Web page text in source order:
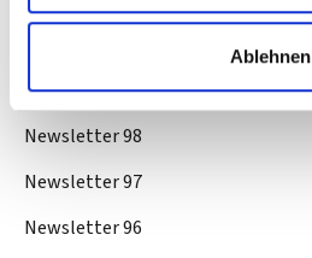
Ablehnen
Newsletter 99
Newsletter 98
Newsletter 97
Newsletter 96